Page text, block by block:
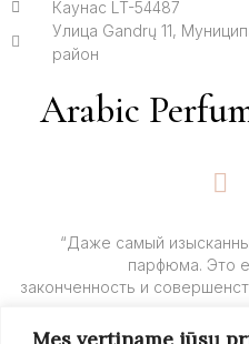
Mes vertiname jūsų
Каунас LT-54487
Улица Gandrų 11,
район
Arabic
F
a
e
b
o
o
“Даже самый
парфюма. Это
законченность и